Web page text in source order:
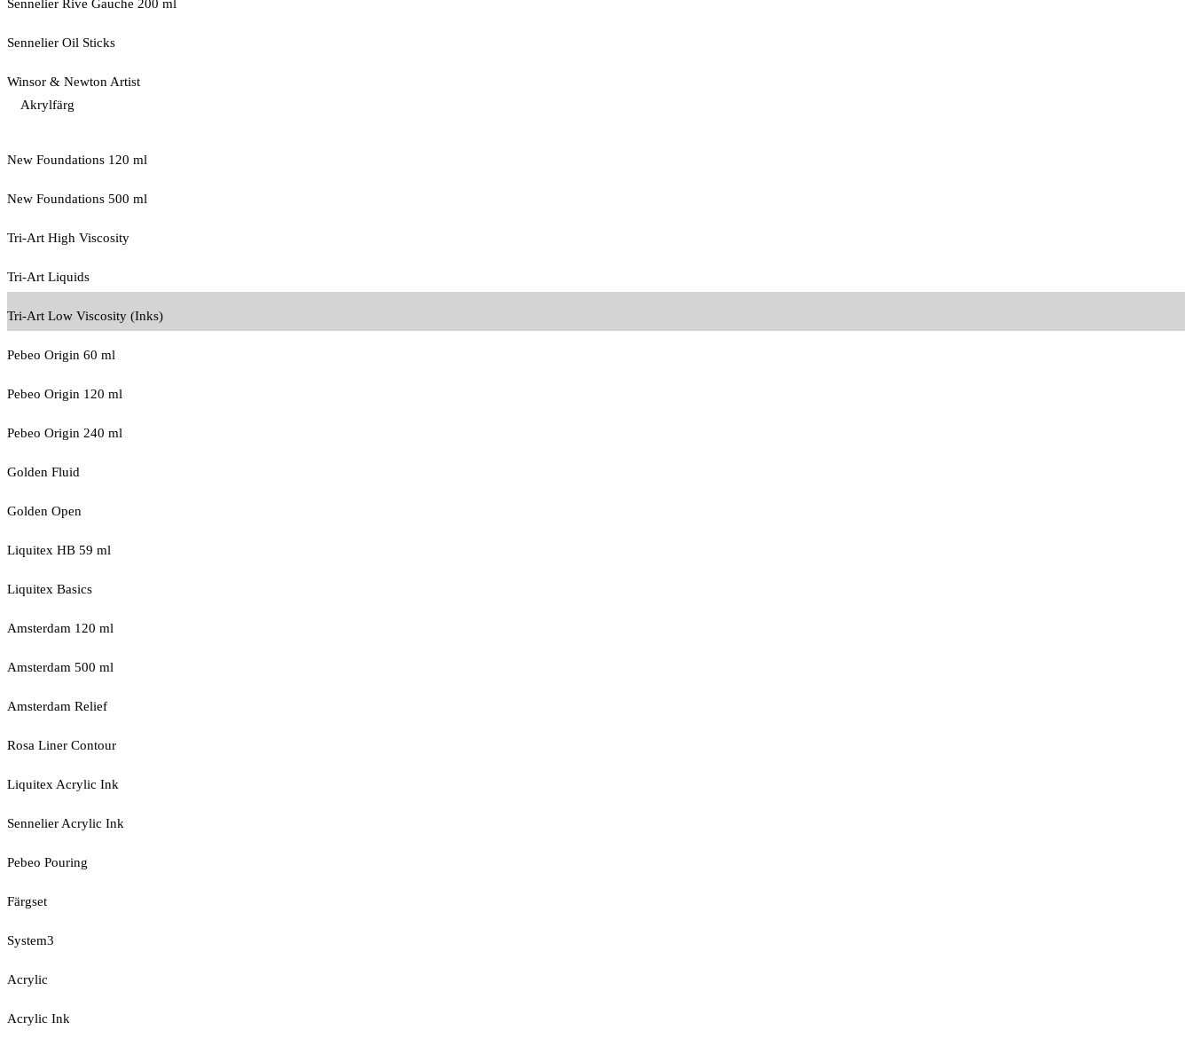
Sennelier Rive Gauche 200 ml
Sennelier Oil Sticks
Winsor & Newton Artist
Akrylfärg
New Foundations 120 ml
New Foundations 500 ml
Tri-Art High Viscosity
Tri-Art Liquids
Tri-Art Low Viscosity (Inks)
Pebeo Origin 60 ml
Pebeo Origin 120 ml
Pebeo Origin 240 ml
Golden Fluid
Golden Open
Liquitex HB 59 ml
Liquitex Basics
Amsterdam 120 ml
Amsterdam 500 ml
Amsterdam Relief
Rosa Liner Contour
Liquitex Acrylic Ink
Sennelier Acrylic Ink
Pebeo Pouring
Färgset
System3
Acrylic
Acrylic Ink